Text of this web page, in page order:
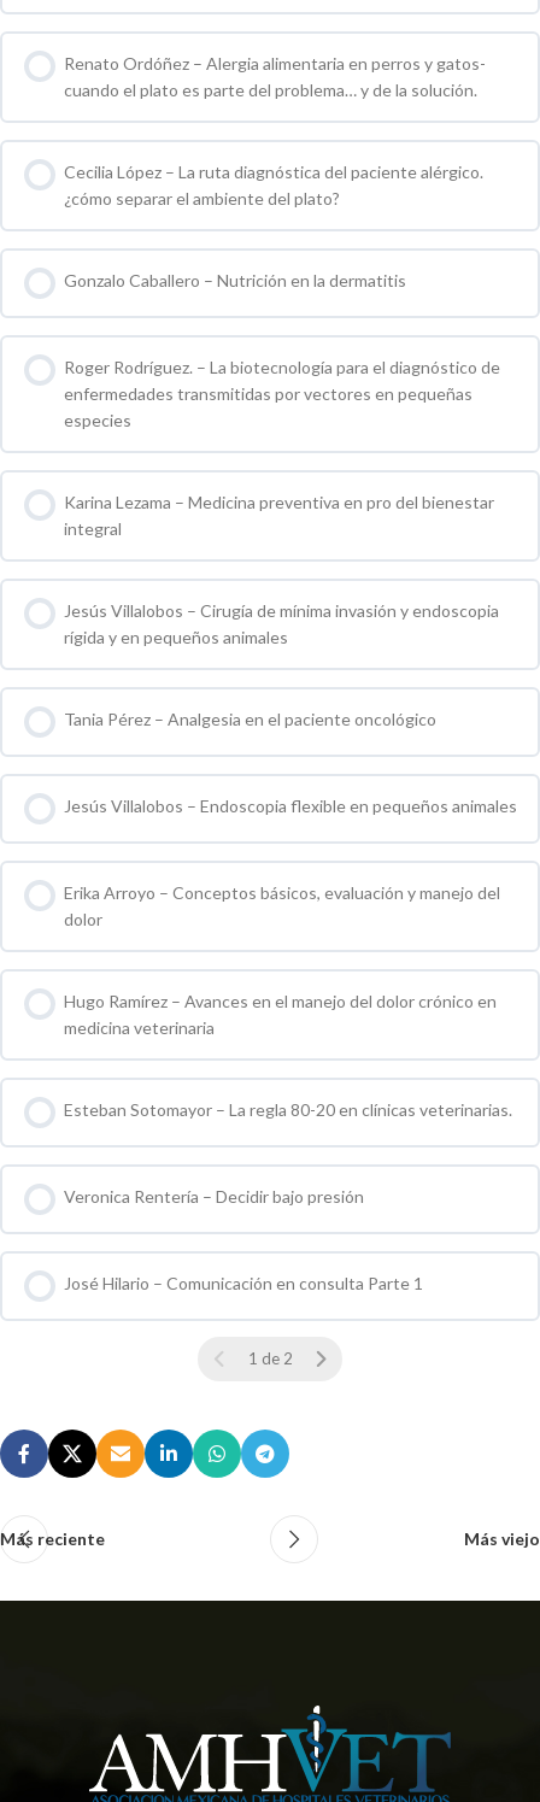
0 % COMPLETO 0 / 0 pasos
Renato Ordóñez – Alergia alimentaria en perros y gatos-
cuando el plato es parte del problema… y de la solución.
0 % COMPLETO 0 / 0 pasos
Cecilia López – La ruta diagnóstica del paciente alérgico.
¿cómo separar el ambiente del plato?
0 % COMPLETO 0 / 0 pasos
Gonzalo Caballero – Nutrición en la dermatitis
0 % COMPLETO 0 / 0 pasos
Roger Rodríguez. – La biotecnología para el diagnóstico de
enfermedades transmitidas por vectores en pequeñas
especies
0 % COMPLETO 0 / 0 pasos
Karina Lezama – Medicina preventiva en pro del bienestar
integral
0 % COMPLETO 0 / 0 pasos
Jesús Villalobos – Cirugía de mínima invasión y endoscopia
rígida y en pequeños animales
0 % COMPLETO 0 / 0 pasos
Tania Pérez – Analgesia en el paciente oncológico
0 % COMPLETO 0 / 0 pasos
Jesús Villalobos – Endoscopia flexible en pequeños animales
0 % COMPLETO 0 / 0 pasos
Erika Arroyo – Conceptos básicos, evaluación y manejo del
dolor
0 % COMPLETO 0 / 0 pasos
Hugo Ramírez – Avances en el manejo del dolor crónico en
medicina veterinaria
0 % COMPLETO 0 / 0 pasos
Esteban Sotomayor – La regla 80-20 en clínicas veterinarias.
0 % COMPLETO 0 / 0 pasos
Veronica Rentería – Decidir bajo presión
0 % COMPLETO 0 / 0 pasos
José Hilario – Comunicación en consulta Parte 1
0 % COMPLETO 0 / 0 pasos
1 de 2
Más reciente Más viejo